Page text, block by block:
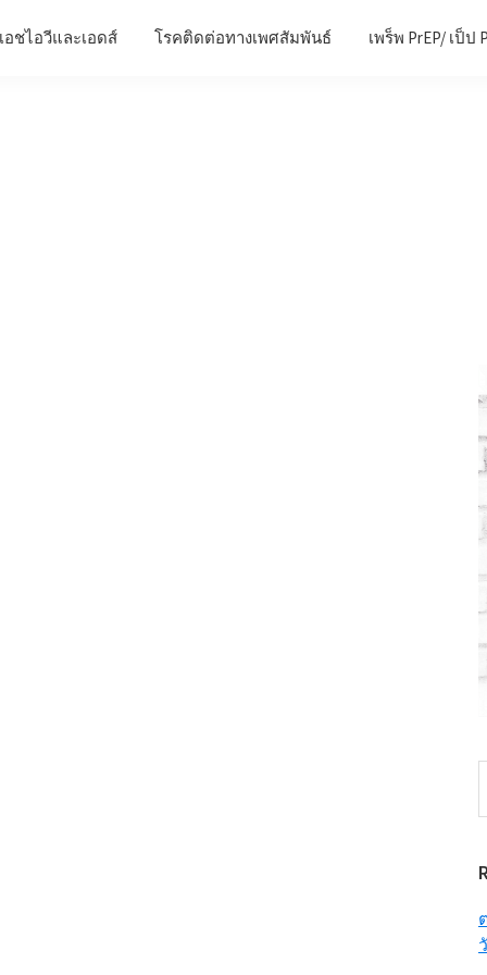
เอชไอวีและเอดส์ โรคติดต่อทางเพศสัมพันธ์ เพร็พ PrEP/ เป็ป